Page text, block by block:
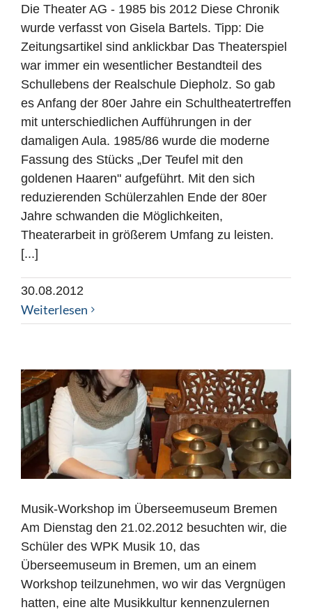
Die Theater AG - 1985 bis 2012 Diese Chronik
wurde verfasst von Gisela Bartels. Tipp: Die
Zeitungsartikel sind anklickbar Das Theaterspiel
war immer ein wesentlicher Bestandteil des
Schullebens der Realschule Diepholz. So gab
es Anfang der 80er Jahre ein Schultheatertreffen
mit unterschiedlichen Aufführungen in der
damaligen Aula. 1985/86 wurde die moderne
Fassung des Stücks „Der Teufel mit den
goldenen Haaren" aufgeführt. Mit den sich
reduzierenden Schülerzahlen Ende der 80er
Jahre schwanden die Möglichkeiten,
Theaterarbeit in größerem Umfang zu leisten.
[...]
30.08.2012
Weiterlesen
Musik-Workshop im Überseemuseum Bremen
Am Dienstag den 21.02.2012 besuchten wir, die
Schüler des WPK Musik 10, das
Überseemuseum in Bremen, um an einem
Workshop teilzunehmen, wo wir das Vergnügen
hatten, eine alte Musikkultur kennenzulernen